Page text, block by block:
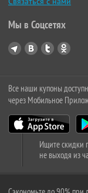
Мы в Соцсетях
Все наши купоны
через Мобильное
Ищите скидки
не выходя из